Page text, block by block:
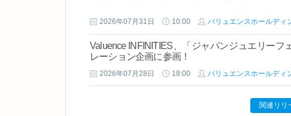
2026年07月31日 10:00 バリュエンスホールディ
Valuence INFINITIES、「ジャパンジュエリー
レーション企画に参画！
2026年07月28日 18:00 バリュエンスホールディ
関連リリ